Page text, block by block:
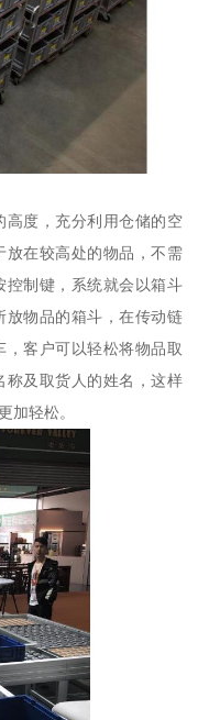
高度，充分利用仓储的空
放在较高处的物品，不需
控制键，系统就会以箱斗
放物品的箱斗，在传动链
客户可以轻松将物品取
称及取货人的姓名，这样
加轻松。